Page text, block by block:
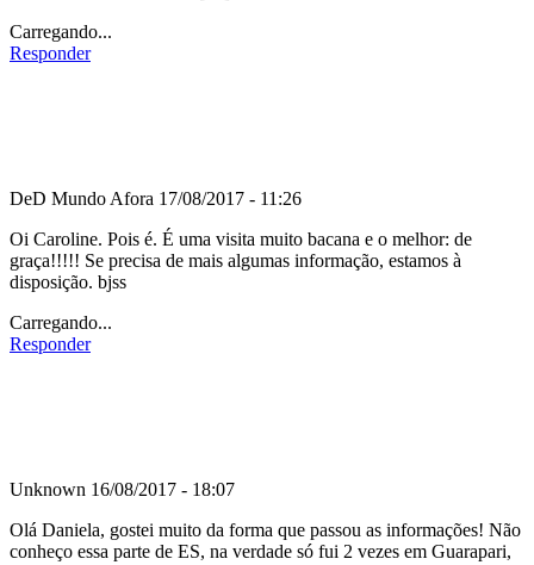
Carregando...
Responder
DeD Mundo Afora 17/08/2017 - 11:26
Oi Caroline. Pois é. É uma visita muito bacana e o melhor: de
graça!!!!! Se precisa de mais algumas informação, estamos à
disposição. bjss
Carregando...
Responder
Unknown 16/08/2017 - 18:07
Olá Daniela, gostei muito da forma que passou as informações! Não
conheço essa parte de ES, na verdade só fui 2 vezes em Guarapari,